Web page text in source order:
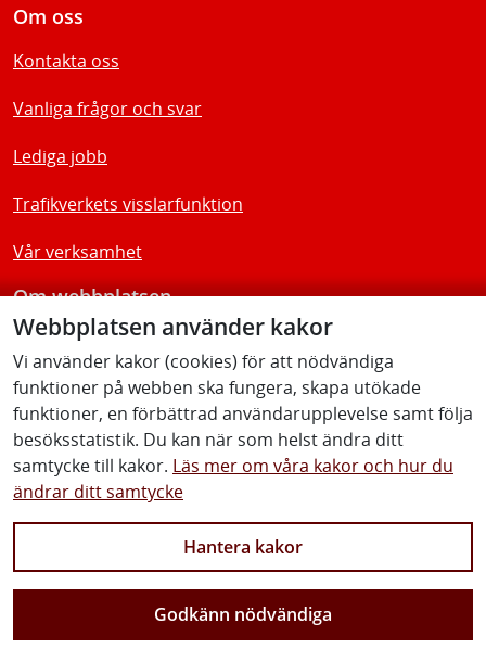
Webbplatsen använder kakor
Vi använder kakor (cookies) för att nödvändiga
funktioner på webben ska fungera, skapa utökade
funktioner, en förbättrad användarupplevelse samt följa
besöksstatistik. Du kan när som helst ändra ditt
samtycke till kakor. Läs mer om våra kakor och hur du
ändrar ditt samtycke
Hantera kakor
Godkänn nödvändiga
Om oss
Kontakta oss
Vanliga frågor och svar
Lediga jobb
Trafikverkets visslarfunktion
Vår verksamhet
Om webbplatsen
Tillgänglighetsredogörelse
Följ oss
Facebook Youtube